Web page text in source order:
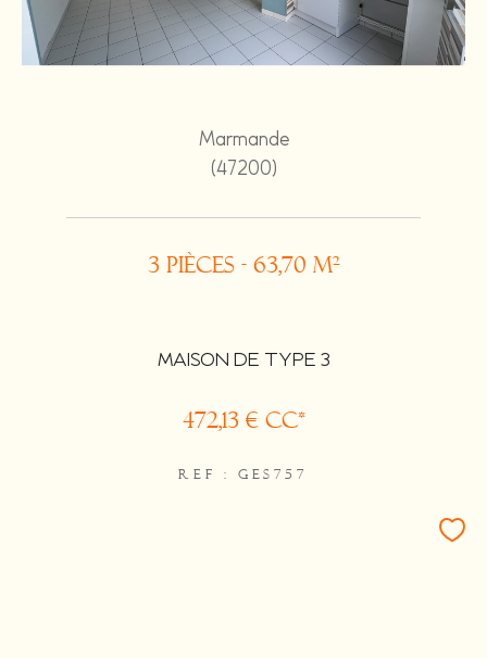
Marmande
(47200)
3 pièces - 63,70 m²
MAISON DE TYPE 3
472,13 € CC*
REF : GES757